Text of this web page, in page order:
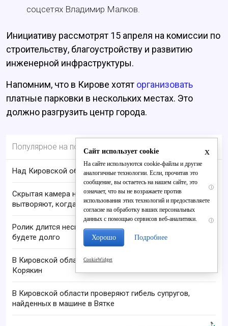
соцсетях Владимир Малков.
Инициативу рассмотрят 15 апреля на комиссии по
строительству, благоустройству и развитию
инженерной инфраструктуры.
Напомним, что в Кирове хотят организовать
платные парковки в нескольких местах. Это
должно разгрузить центр города.
Популярное на портале
Над Кировской областью сбили БПЛА
i
Скрытая камера на пляже Крыма: Что люди
вытворяют, когда их не видят...
i
Ролик длится несколько секунд, а смеяться вы
будете долго
В Кировской области пропал 68-летний Анатолий
Корякин
В Кировской области проверяют гибель супругов,
найденных в машине в Вятке
x
Сайт использует cookie
На сайте используются cookie-файлы и другие
аналогичные технологии. Если, прочитав это
сообщение, вы остаетесь на нашем сайте, это
означает, что вы не возражаете против
использования этих технологий и предоставляете
согласие на обработку ваших персональных
данных с помощью сервисов веб-аналитики.
Хорошо Подробнее
CookieWidget